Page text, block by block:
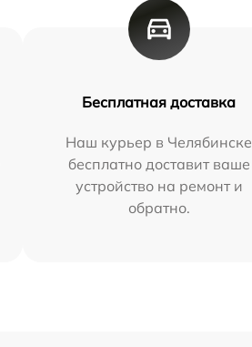
Бесплатная доставка
Наш курьер в Челябинске
бесплатно доставит ваше
устройство на ремонт и
обратно.